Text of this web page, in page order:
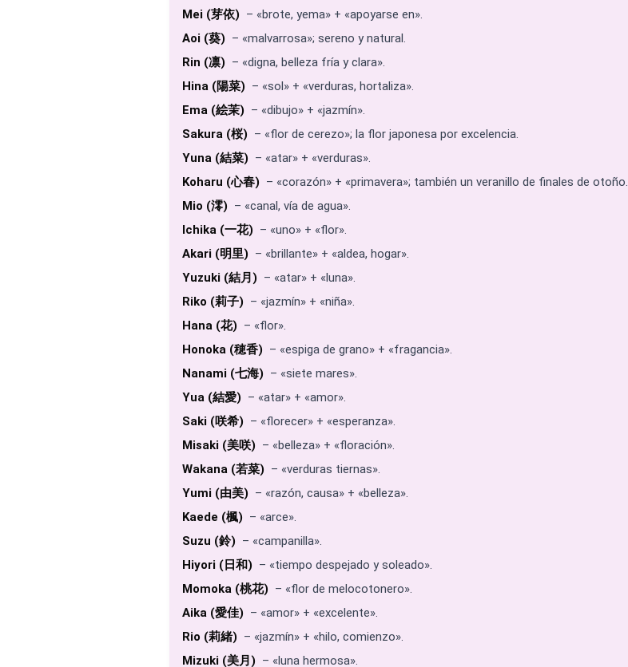
Mei (芽依) – «brote, yema» + «apoyarse en».
Aoi (葵) – «malvarrosa»; sereno y natural.
Rin (凛) – «digna, belleza fría y clara».
Hina (陽菜) – «sol» + «verduras, hortaliza».
Ema (絵茉) – «dibujo» + «jazmín».
Sakura (桜) – «flor de cerezo»; la flor japonesa por excelencia.
Yuna (結菜) – «atar» + «verduras».
Koharu (心春) – «corazón» + «primavera»; también un veranillo de finales de otoño.
Mio (澪) – «canal, vía de agua».
Ichika (一花) – «uno» + «flor».
Akari (明里) – «brillante» + «aldea, hogar».
Yuzuki (結月) – «atar» + «luna».
Riko (莉子) – «jazmín» + «niña».
Hana (花) – «flor».
Honoka (穂香) – «espiga de grano» + «fragancia».
Nanami (七海) – «siete mares».
Yua (結愛) – «atar» + «amor».
Saki (咲希) – «florecer» + «esperanza».
Misaki (美咲) – «belleza» + «floración».
Wakana (若菜) – «verduras tiernas».
Yumi (由美) – «razón, causa» + «belleza».
Kaede (楓) – «arce».
Suzu (鈴) – «campanilla».
Hiyori (日和) – «tiempo despejado y soleado».
Momoka (桃花) – «flor de melocotonero».
Aika (愛佳) – «amor» + «excelente».
Rio (莉緒) – «jazmín» + «hilo, comienzo».
Mizuki (美月) – «luna hermosa».